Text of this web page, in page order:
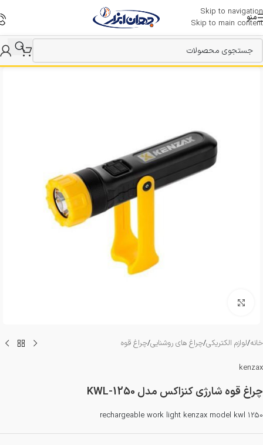
Skip to navigation
Skip to main content
منو
خانه/لوازم الکتریکی/چراغ های روشنایی/چراغ قوه
kenzax
چراغ قوه شارژی کنزاکس مدل KWL-1250
rechargeable work light kenzax model kwl 1250